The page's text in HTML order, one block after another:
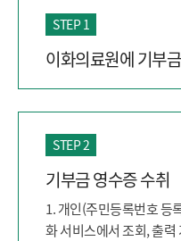
STEP 1
이화의료원에 기부
STEP 2
기부금 영수증 수취
1. 개인(주민등록번호 등
화 서비스에서 조회, 출